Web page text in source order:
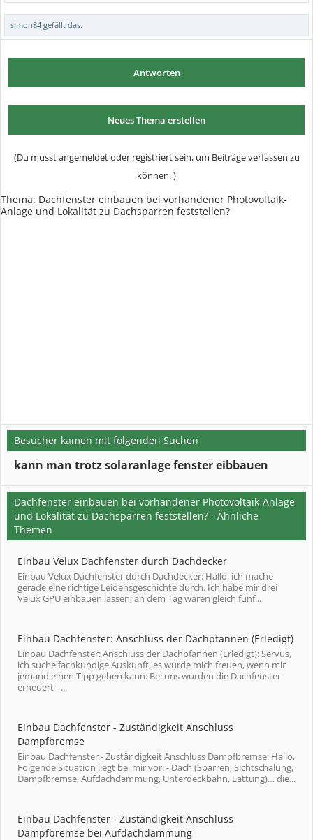
simon84 gefällt das.
Antworten
Neues Thema erstellen
(Du musst angemeldet oder registriert sein, um Beiträge verfassen zu
können. )
Thema: Dachfenster einbauen bei vorhandener Photovoltaik-
Anlage und Lokalität zu Dachsparren feststellen?
Besucher kamen mit folgenden Suchen
kann man trotz solaranlage fenster eibbauen
Dachfenster einbauen bei vorhandener Photovoltaik-Anlage
und Lokalität zu Dachsparren feststellen? - Ähnliche
Themen
Einbau Velux Dachfenster durch Dachdecker
Einbau Velux Dachfenster durch Dachdecker: Hallo, ich mache
gerade eine richtige Leidensgeschichte durch. Ich habe mir drei
Velux GPU einbauen lassen; an dem Tag waren gleich fünf...
Einbau Dachfenster: Anschluss der Dachpfannen (Erledigt)
Einbau Dachfenster: Anschluss der Dachpfannen (Erledigt): Servus,
ich suche fachkundige Auskunft, es würde mich freuen, wenn mir
jemand einen Tipp geben kann: Bei uns wurden die Dachfenster
erneuert –...
Einbau Dachfenster - Zuständigkeit Anschluss
Dampfbremse
Einbau Dachfenster - Zuständigkeit Anschluss Dampfbremse: Hallo,
Folgende Situation liegt bei mir vor: - Dach (Sparren, Sichtschalung,
Dampfbremse, Aufdachdämmung, Unterdeckbahn, Lattung)… die...
Einbau Dachfenster - Zuständigkeit Anschluss
Dampfbremse bei Aufdachdämmung